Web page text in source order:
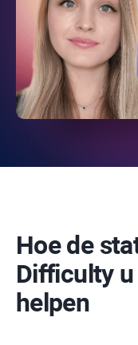
Hoe de
Difficultyu
helpen